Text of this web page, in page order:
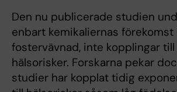
Den nu publicerade studien
enbart kemikaliernas förekomst
fostervävnad, inte kopplingar
hälsorisker. Forskarna pekar
studier har kopplat tidig